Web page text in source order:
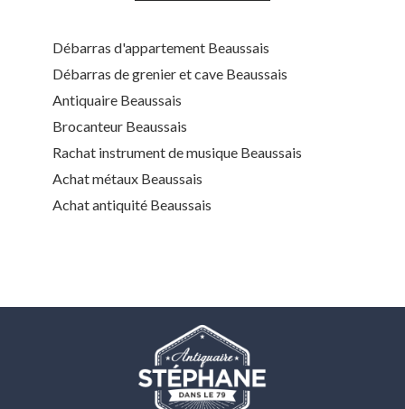
Débarras d'appartement Beaussais
Débarras de grenier et cave Beaussais
Antiquaire Beaussais
Brocanteur Beaussais
Rachat instrument de musique Beaussais
Achat métaux Beaussais
Achat antiquité Beaussais